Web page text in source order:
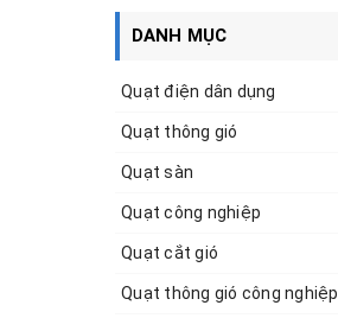
DANH MỤC
Quạt điện dân dụng
Quạt thông gió
Quạt sàn
Quạt công nghiệp
Quạt cắt gió
Quạt thông gió công nghiệp